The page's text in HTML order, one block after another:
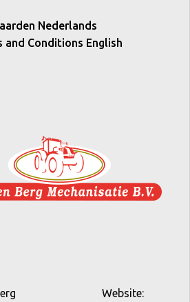
Nederlands
and Conditions English
Website: